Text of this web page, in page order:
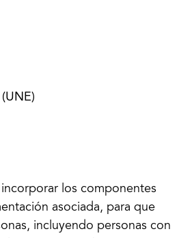
los componentes
asociada, para que
incluyendo personas con